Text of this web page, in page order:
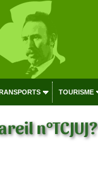
TOURISME
n°TCJUJ?